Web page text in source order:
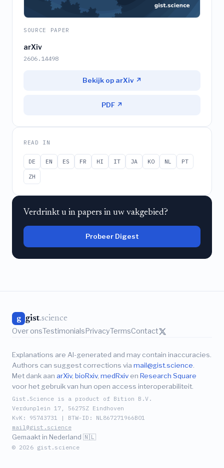
SOURCE PAPER
arXiv
2606.14498
Bekijk op arXiv ↗
PDF ↗
READ IN
DE EN ES FR HI IT JA KO NL
PT
ZH
Verdrinkt u in papers in uw vakgebied?
Probeer Digest
g gist.science
Over onsTestimonialsPrivacyTermsContact
Explanations are AI-generated and may contain inaccuracies.
Authors can suggest corrections via mail@gist.science
Met dank aan arXiv, bioRxiv, medRxiv en Research Square
voor het gebruik van hun open access interoperabiliteit.
Gist.Science is a product of Bition B.V.
Verdunplein 17, 5627SZ Eindhoven
KvK: 95743731 | BTW-ID: NL867271966B01
mail@gist.science
Gemaakt in Nederland 🇳🇱
© 2026 gist.science